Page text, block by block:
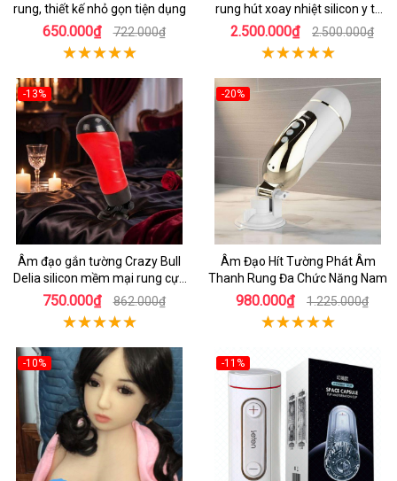
rung, thiết kế nhỏ gọn tiện dụng
650.000₫ 722.000₫
rung hút xoay nhiệt silicon y tế
mới nhất
2.500.000₫ 2.500.000₫
-13%
Âm đạo gắn tường Crazy Bull
Delia silicon mềm mại rung cực
đã
750.000₫ 862.000₫
-20%
Âm Đạo Hít Tường Phát Âm
Thanh Rung Đa Chức Năng Nam
980.000₫ 1.225.000₫
-10% -11%